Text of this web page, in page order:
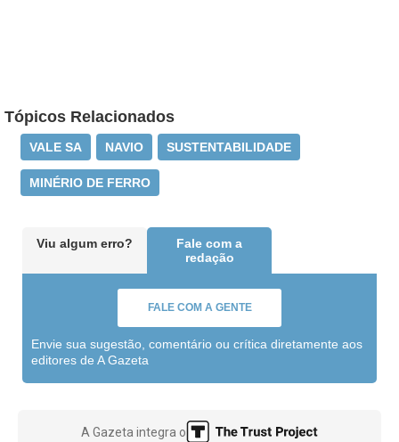
Tópicos Relacionados
VALE SA NAVIO SUSTENTABILIDADE
MINÉRIO DE FERRO
Viu algum erro?
Fale com a
redação
FALE COM A GENTE
Envie sua sugestão, comentário ou crítica diretamente aos
editores de A Gazeta
A Gazeta integra o